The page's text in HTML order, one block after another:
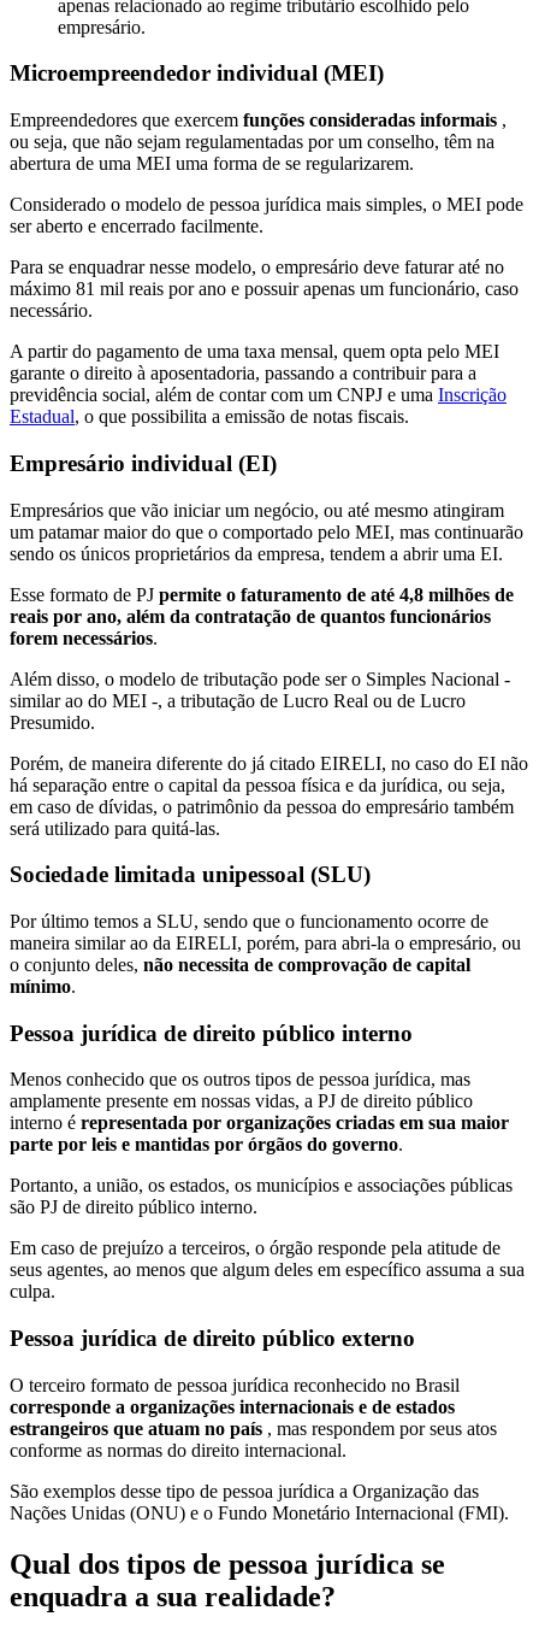
apenas relacionado ao regime tributário escolhido pelo
empresário.
Microempreendedor individual (MEI)
Empreendedores que exercem funções consideradas informais ,
ou seja, que não sejam regulamentadas por um conselho, têm na
abertura de uma MEI uma forma de se regularizarem.
Considerado o modelo de pessoa jurídica mais simples, o MEI pode
ser aberto e encerrado facilmente.
Para se enquadrar nesse modelo, o empresário deve faturar até no
máximo 81 mil reais por ano e possuir apenas um funcionário, caso
necessário.
A partir do pagamento de uma taxa mensal, quem opta pelo MEI
garante o direito à aposentadoria, passando a contribuir para a
previdência social, além de contar com um CNPJ e uma Inscrição
Estadual, o que possibilita a emissão de notas fiscais.
Empresário individual (EI)
Empresários que vão iniciar um negócio, ou até mesmo atingiram
um patamar maior do que o comportado pelo MEI, mas continuarão
sendo os únicos proprietários da empresa, tendem a abrir uma EI.
Esse formato de PJ permite o faturamento de até 4,8 milhões de
reais por ano, além da contratação de quantos funcionários
forem necessários.
Além disso, o modelo de tributação pode ser o Simples Nacional -
similar ao do MEI -, a tributação de Lucro Real ou de Lucro
Presumido.
Porém, de maneira diferente do já citado EIRELI, no caso do EI não
há separação entre o capital da pessoa física e da jurídica, ou seja,
em caso de dívidas, o patrimônio da pessoa do empresário também
será utilizado para quitá-las.
Sociedade limitada unipessoal (SLU)
Por último temos a SLU, sendo que o funcionamento ocorre de
maneira similar ao da EIRELI, porém, para abri-la o empresário, ou
o conjunto deles, não necessita de comprovação de capital
mínimo.
Pessoa jurídica de direito público interno
Menos conhecido que os outros tipos de pessoa jurídica, mas
amplamente presente em nossas vidas, a PJ de direito público
interno é representada por organizações criadas em sua maior
parte por leis e mantidas por órgãos do governo.
Portanto, a união, os estados, os municípios e associações públicas
são PJ de direito público interno.
Em caso de prejuízo a terceiros, o órgão responde pela atitude de
seus agentes, ao menos que algum deles em específico assuma a sua
culpa.
Pessoa jurídica de direito público externo
O terceiro formato de pessoa jurídica reconhecido no Brasil
corresponde a organizações internacionais e de estados
estrangeiros que atuam no país , mas respondem por seus atos
conforme as normas do direito internacional.
São exemplos desse tipo de pessoa jurídica a Organização das
Nações Unidas (ONU) e o Fundo Monetário Internacional (FMI).
Qual dos tipos de pessoa jurídica se
enquadra a sua realidade?